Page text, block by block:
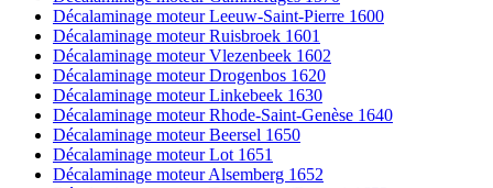
Décalaminage moteur Leeuw-Saint-Pierre 1600
Décalaminage moteur Ruisbroek 1601
Décalaminage moteur Vlezenbeek 1602
Décalaminage moteur Drogenbos 1620
Décalaminage moteur Linkebeek 1630
Décalaminage moteur Rhode-Saint-Genèse 1640
Décalaminage moteur Beersel 1650
Décalaminage moteur Lot 1651
Décalaminage moteur Alsemberg 1652